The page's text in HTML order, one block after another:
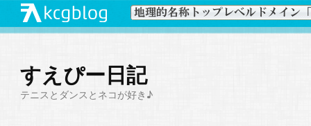
すえぴー日記
テニスとダンスとネコが好き♪